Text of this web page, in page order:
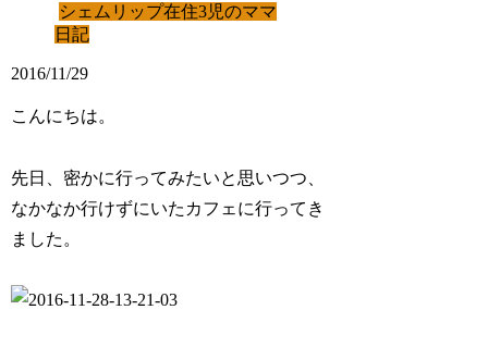
シェムリップ在住3児のママ
日記
2016/11/29
こんにちは。
先日、密かに行ってみたいと思いつつ、
なかなか行けずにいたカフェに行ってき
ました。